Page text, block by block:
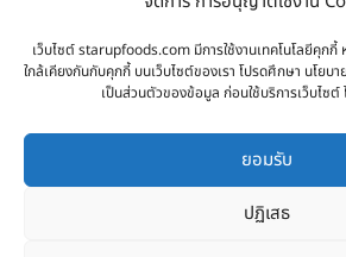
เว็บไซต์ starupfoods.com มีการใช้งานเทคโนโลยีคุก
ใกล้เคียงกันกับคุกกี้ บนเว็บไซต์ของเรา โปรดศึกษา นโยบา
เป็นส่วนตัวของข้อมูล ก่อนใช้บริการเว็บไซต์
ยอมรับ
ปฏิเสธ
ที่ทำการ 4/201 ซอยอนามัยงามเจริญ 11
แขวงท่าข้าม เขตบางขุนเทียน กรุงเทพฯ
ติดต่อเรา
Line : @salesstarup